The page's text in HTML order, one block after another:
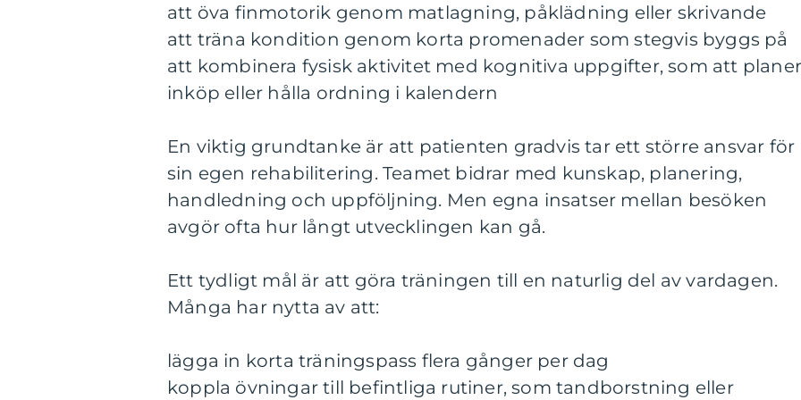
att öva finmotorik genom matlagning, påklädning eller skrivande
att träna kondition genom korta promenader som stegvis byggs på
att kombinera fysisk aktivitet med kognitiva uppgifter, som att
inköp eller hålla ordning i kalendern
En viktig grundtanke är att patienten gradvis tar ett större ansvar för
sin egen rehabilitering. Teamet bidrar med kunskap, planering,
handledning och uppföljning. Men egna insatser mellan besöken
avgör ofta hur långt utvecklingen kan gå.
Ett tydligt mål är att göra träningen till en naturlig del av vardagen.
Många har nytta av att:
lägga in korta träningspass flera gånger per dag
koppla övningar till befintliga rutiner, som tandborstning eller